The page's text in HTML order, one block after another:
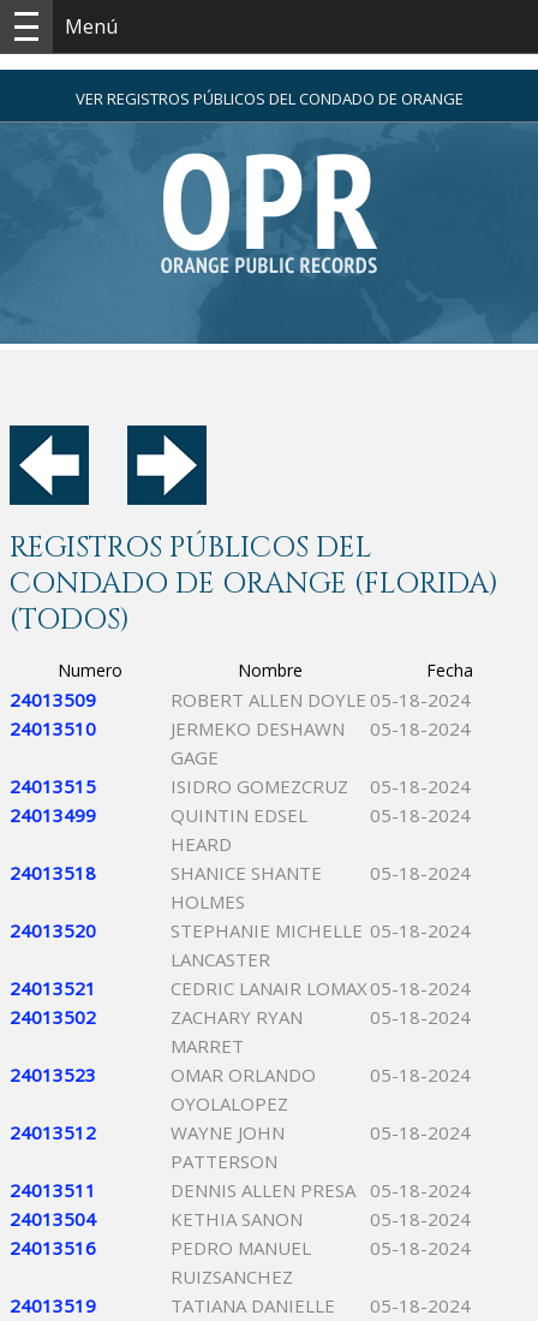
Menú
VER REGISTROS PÚBLICOS DEL CONDADO DE ORANGE
REGISTROS PÚBLICOS DEL
CONDADO DE ORANGE (FLORIDA)
(TODOS)
Numero Nombre Fecha
24013509 ROBERT ALLEN DOYLE 05-18-2024
24013510
JERMEKO DESHAWN
GAGE
05-18-2024
24013515 ISIDRO GOMEZCRUZ
05-18-2024
24013499
QUINTIN EDSEL
HEARD
05-18-2024
24013518
SHANICE SHANTE
HOLMES
05-18-2024
24013520
STEPHANIE MICHELLE
LANCASTER
05-18-2024
24013521 CEDRIC LANAIR LOMAX05-18-2024
24013502
ZACHARY RYAN
MARRET
05-18-2024
24013523
OMAR ORLANDO
OYOLALOPEZ
05-18-2024
24013512
WAYNE JOHN
PATTERSON
05-18-2024
24013511 DENNIS ALLEN PRESA
05-18-2024
24013504
KETHIA SANON
05-18-2024
24013516
PEDRO MANUEL
RUIZSANCHEZ
05-18-2024
24013519
TATIANA DANIELLE
05-18-2024